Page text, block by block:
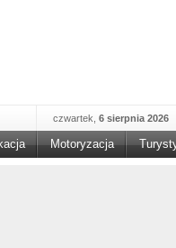
czwartek, 6 sierpnia 2026
Motoryzacja